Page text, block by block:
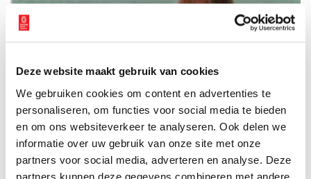
Deze website maakt gebruik van cookies
We gebruiken cookies om content en advertenties te
personaliseren, om functies voor social media te bieden
en om ons websiteverkeer te analyseren. Ook delen we
informatie over uw gebruik van onze site met onze
partners voor social media, adverteren en analyse. Deze
partners kunnen deze gegevens combineren met andere
stad heeft veranderd
In het Amsterdam Museum aan de Amstel is vanaf vandaag de
tentoonstelling Het Amsterdam van Piet van Eeghen: Hoe een
koopman de stad heeft veranderd te zien. In de
tentoonstelling wordt stilgestaan bij Van Eeghen als
Amsterdamse weldoener, kunstverzamelaar en bankier. Hij
verdiende zijn geld onder meer met koloniale handel. Wat
4 min